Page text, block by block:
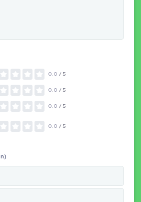
0.0 / 5
0.0 / 5
0.0 / 5
0.0 / 5